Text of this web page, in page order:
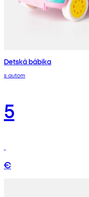
Detská bábika
s autom
5
€